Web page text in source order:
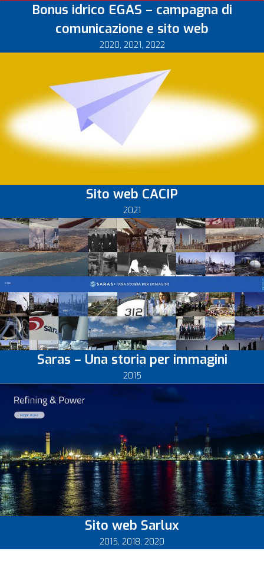
Bonus idrico EGAS – campagna di
comunicazione e sito web
2020, 2021, 2022
Sito web CACIP
2021
Saras – Una storia per immagini
2015
Sito web Sarlux
2015, 2018, 2020